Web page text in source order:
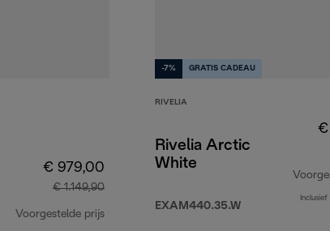
€ 979,00
€ 1.149,90
Voorgestelde prijs
-7% GRATIS CADEAU
RIVELIA
Rivelia Arctic
White
EXAM440.35.W
€